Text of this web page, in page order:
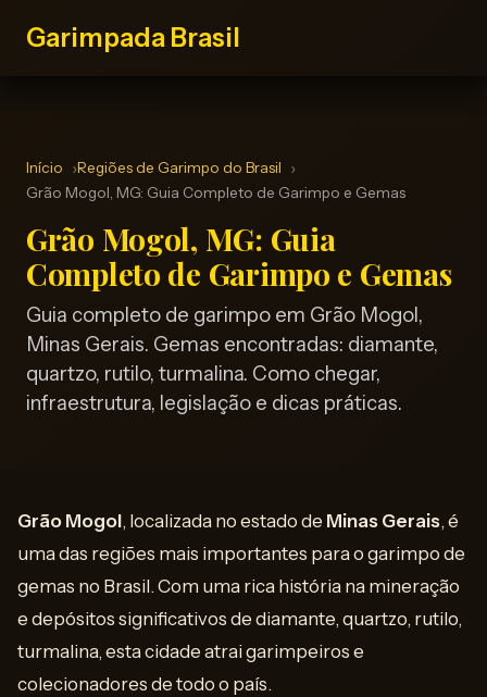
Garimpada Brasil
Início
Regiões de Garimpo do Brasil
Grão Mogol, MG: Guia Completo de Garimpo e Gemas
Grão Mogol, MG: Guia
Completo de Garimpo e Gemas
Guia completo de garimpo em Grão Mogol,
Minas Gerais. Gemas encontradas: diamante,
quartzo, rutilo, turmalina. Como chegar,
infraestrutura, legislação e dicas práticas.
Grão Mogol, localizada no estado de Minas Gerais, é
uma das regiões mais importantes para o garimpo de
gemas no Brasil. Com uma rica história na mineração
e depósitos significativos de diamante, quartzo, rutilo,
turmalina, esta cidade atrai garimpeiros e
colecionadores de todo o país.